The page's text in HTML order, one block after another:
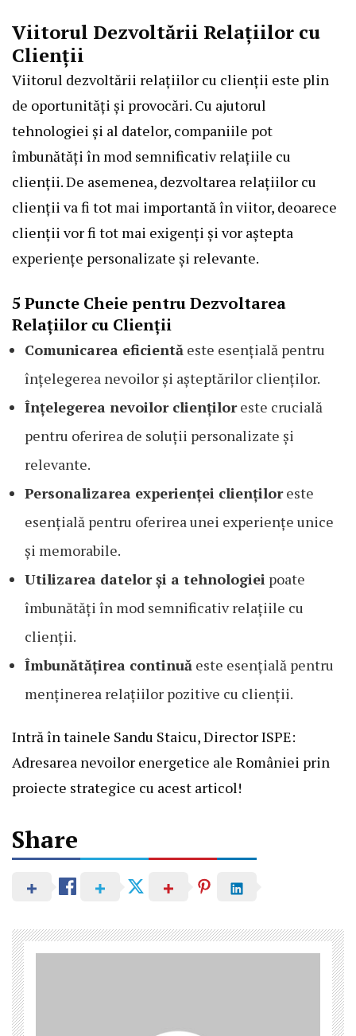
Viitorul Dezvoltării Relațiilor cu
Clienții
Viitorul dezvoltării relațiilor cu clienții este plin
de oportunități și provocări. Cu ajutorul
tehnologiei și al datelor, companiile pot
îmbunătăți în mod semnificativ relațiile cu
clienții. De asemenea, dezvoltarea relațiilor cu
clienții va fi tot mai importantă în viitor, deoarece
clienții vor fi tot mai exigenți și vor aștepta
experiențe personalizate și relevante.
5 Puncte Cheie pentru Dezvoltarea
Relațiilor cu Clienții
Comunicarea eficientă este esențială pentru
înțelegerea nevoilor și așteptărilor clienților.
Înțelegerea nevoilor cliențiloreste crucială
pentru oferirea de soluții personalizate și
relevante.
Personalizarea experienței cliențiloreste
esențială pentru oferirea unei experiențe unice
și memorabile.
Utilizarea datelor și a tehnologiei poate
îmbunătăți în mod semnificativ relațiile cu
clienții.
Îmbunătățirea continuă este esențială pentru
menținerea relațiilor pozitive cu clienții.
Intră în tainele Sandu Staicu, Director ISPE:
Adresarea nevoilor energetice ale României prin
proiecte strategice cu acest articol!
Share